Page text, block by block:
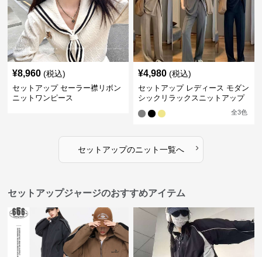
¥8,960 (税込)
セットアップ セーラー襟リボン
ニットワンピース
¥4,980 (税込)
セットアップ レディース モダン
シックリラックスニットアップ
全3色
セットアップのニット一覧へ ›
セットアップジャージのおすすめアイテム